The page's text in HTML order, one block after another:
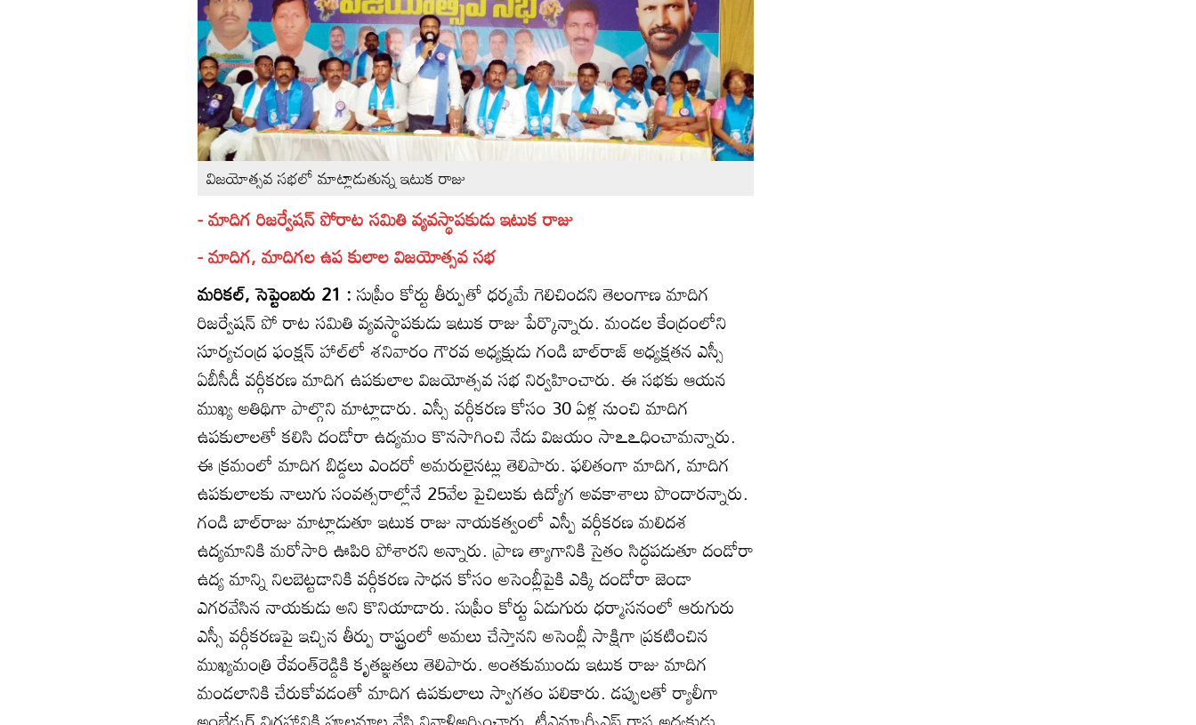
విజయోత్సవ సభలో మాట్లాడుతున్న ఇటుక రాజు
- మాదిగ రిజర్వేషన్‌ పోరాట సమితి వ్యవస్థాపకుడు ఇటుక రాజు
- మాదిగ, మాదిగల ఉప కులాల విజయోత్సవ సభ
మరికల్‌, సెప్టెంబరు 21 :సుప్రీం కోర్టు తీర్పుతో ధర్మమే గెలిచిందని తెలంగాణ మాదిగ
రిజర్వేషన్‌ పో రాట సమితి వ్యవస్థాపకుడు ఇటుక రాజు పేర్కొన్నారు. మండల కేంద్రంలోని
సూర్యచంద్ర ఫంక్షన్‌ హాల్‌లో శనివారం గౌరవ అధ్యక్షుడు గండి బాల్‌రాజ్‌ అధ్యక్షతన ఎస్సీ
ఏబీసీడీ వర్గీకరణ మాదిగ ఉపకులాల విజయోత్సవ సభ నిర్వహించారు. ఈ సభకు ఆయన
ముఖ్య అతిథిగా పాల్గొని మాట్లాడారు. ఎస్సీ వర్గీకరణ కోసం 30 ఏళ్ల నుంచి మాదిగ
ఉపకులాలతో కలిసి దండోరా ఉద్యమం కొనసాగించి నేడు విజయం సాఽఽధించామన్నారు.
ఈ క్రమంలో మాదిగ బిడ్డలు ఎందరో అమరులైనట్లు తెలిపారు. ఫలితంగా మాదిగ, మాదిగ
ఉపకులాలకు నాలుగు సంవత్సరాల్లోనే 25వేల పైచిలుకు ఉద్యోగ అవకాశాలు పొందారన్నారు.
గండి బాల్‌రాజు మాట్లాడుతూ ఇటుక రాజు నాయకత్వంలో ఎస్పీ వర్గీకరణ మలిదశ
ఉద్యమానికి మరోసారి ఊపిరి పోశారని అన్నారు. ప్రాణ త్యాగానికి సైతం సిద్ధపడుతూ దండోరా
ఉద్య మాన్ని నిలబెట్టడానికి వర్గీకరణ సాధన కోసం అసెంబ్లీపైకి ఎక్కి దండోరా జెండా
ఎగరవేసిన నాయకుడు అని కొనియాడారు. సుప్రీం కోర్టు ఏడుగురు ధర్మాసనంలో ఆరుగురు
ఎస్సీ వర్గీకరణపై ఇచ్చిన తీర్పు రాష్ట్రంలో అమలు చేస్తానని అసెంబ్లీ సాక్షిగా ప్రకటించిన
ముఖ్యమంత్రి రేవంత్‌రెడ్డికి కృతజ్ఞతలు తెలిపారు. అంతకుముందు ఇటుక రాజు మాదిగ
మండలానికి చేరుకోవడంతో మాదిగ ఉపకులాలు స్వాగతం పలికారు. డప్పులతో ర్యాలీగా